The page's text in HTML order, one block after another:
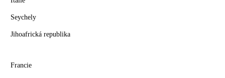
Seychely
Jihoafrická republika
Francie